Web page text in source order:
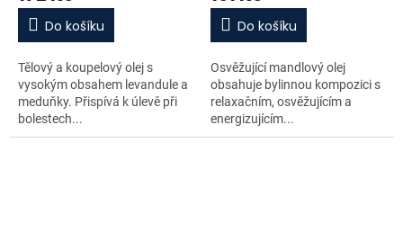
Do košíku
Tělový a koupelový olej s
vysokým obsahem levandule a
meduňky. Přispívá k úlevě při
bolestech...
Do košíku
Osvěžující mandlový olej
obsahuje bylinnou kompozici s
relaxačním, osvěžujícím a
energizujícím...